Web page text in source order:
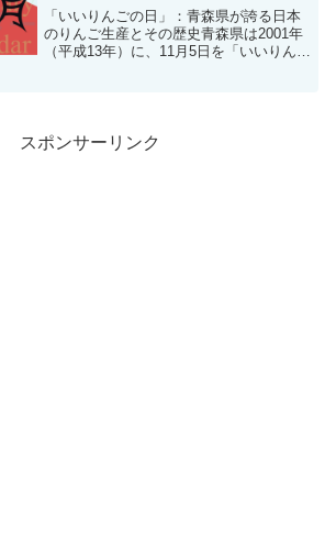
「いいりんごの日」：青森県が誇る日本
のりんご生産とその歴史青森県は2001年
（平成13年）に、11月5日を「いいりんご
スポンサーリンク